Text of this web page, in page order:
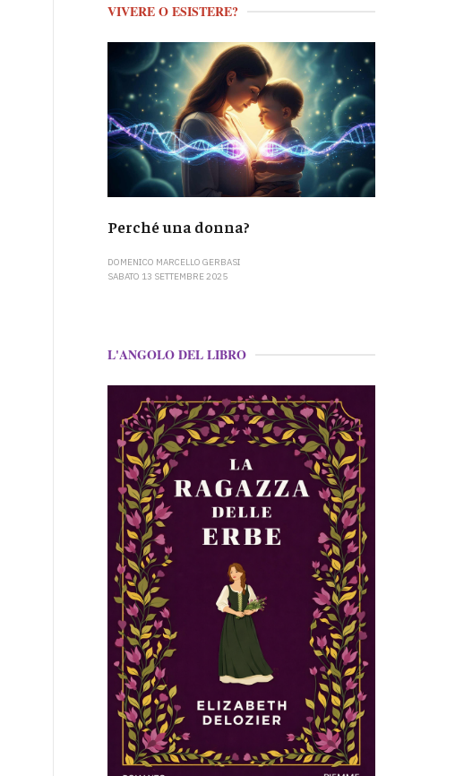
VIVERE O ESISTERE?
Perché una donna?
DOMENICO MARCELLO GERBASI
SABATO 13 SETTEMBRE 2025
L'ANGOLO DEL LIBRO